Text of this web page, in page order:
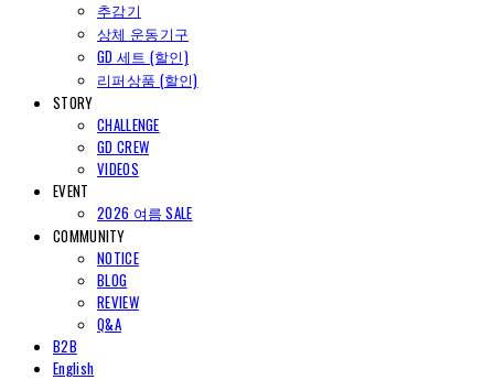
추감기
상체 운동기구
GD 세트 (할인)
리퍼상품 (할인)
STORY
CHALLENGE
GD CREW
VIDEOS
EVENT
2026 여름 SALE
COMMUNITY
NOTICE
BLOG
REVIEW
Q&A
B2B
English